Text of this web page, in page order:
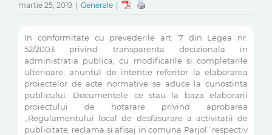
martie 25, 2019 Generale
In conformitate cu prevederile art. 7 din Legea nr.
52/2003 privind transparenta decizionala in
administratia publica, cu rnodificarile si completarile
ulterioare, anuntul de intentie referitor la elaborarea
proiectelor de acte normative se aduce la cunostinta
publicului. Documentele ce stau la baza elaborarii
proiectului de hotarare privind aprobarea
,,Regulamentului local de desfasurare a activitatii de
publicitate, reclama si afisaj in comuna Parjol” respectiv